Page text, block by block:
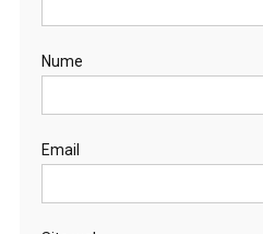
Nume
Email